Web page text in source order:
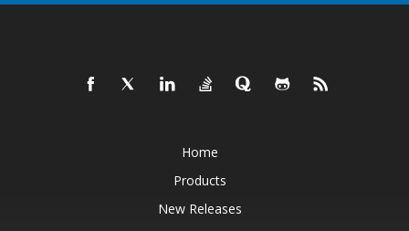
Home
Products
New Releases